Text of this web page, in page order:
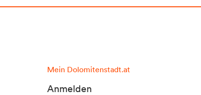
Mein Dolomitenstadt.at
Anmelden